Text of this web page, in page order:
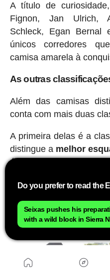
A título de
Fignon, Jan Ulrich,
Schleck, Egan Bernal
únicos corredores
camisa amarela à
As outras
Além das camisas
conta com mais duas
A primeira delas é a
distingue a melhor
é estabelecida uma
somados os tempos
das diferentes equipes
equipe líder deste
específicos com
amarelo.
Do you prefer to read the
Seixas pushes his
with a wild block in Sierra